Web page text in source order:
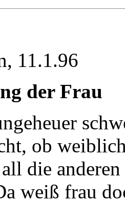
11.1.96
der Frau
ob
die
weiß frau